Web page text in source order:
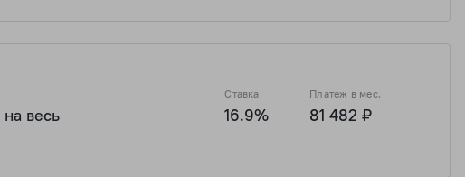
весь
Ставка
16.9%
Платеж в мес.
81 482 ₽